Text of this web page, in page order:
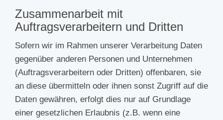
Zusammenarbeit mit
Auftragsverarbeitern und Dritten
Sofern wir im Rahmen unserer Verarbeitung Daten
gegenüber anderen Personen und Unternehmen
(Auftragsverarbeitern oder Dritten) offenbaren, sie
an diese übermitteln oder ihnen sonst Zugriff auf die
Daten gewähren, erfolgt dies nur auf Grundlage
einer gesetzlichen Erlaubnis (z.B. wenn eine